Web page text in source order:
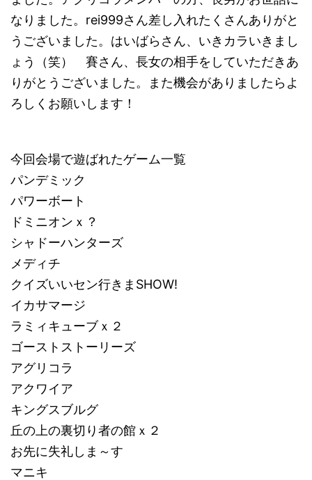
なりました。rei999さん差し入れたくさんありがと
うございました。はいばらさん、いきカラいきまし
ょう（笑） 賽さん、長女の相手をしていただきあ
りがとうございました。また機会がありましたらよ
ろしくお願いします！
今回会場で遊ばれたゲーム一覧
パンデミック
パワーボート
ドミニオンｘ？
シャドーハンターズ
メディチ
クイズいいセン行きまSHOW!
イカサマージ
ラミィキューブｘ２
ゴーストストーリーズ
アグリコラ
アクワイア
キングスブルグ
丘の上の裏切り者の館ｘ２
お先に失礼しま～す
マニキ